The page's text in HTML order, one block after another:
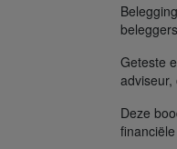
Geteste
Deze